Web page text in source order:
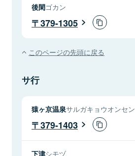
後閑ゴカン
379-1305
このページの先頭に戻る
サ行
猿ヶ京温泉サルガキョウオンセン
379-1403
下津シモヅ